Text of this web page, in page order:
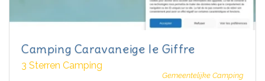
Camping Caravaneige le Giffre
3 Sterren Camping
Gemeentelijke Camping